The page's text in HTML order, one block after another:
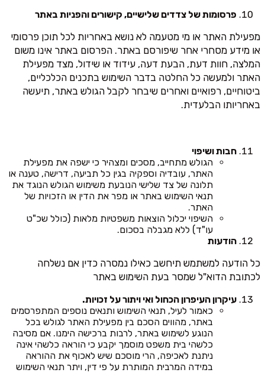
פרסומות של צדדים שלישיים, קישורים והפניות באתר
מפעילת האתר או מי מטעמה לא נושא באחריות לכל תוכן פרסומי
או מידע מסחרי אחר שיפורסם באתר. הפרסום באתר אינו משום
המלצה, חוות דעת, הבעת דעה, עידוד או שידול, מצד מפעילת
האתר ולמעשה כל החלטה בדבר השימוש בתכנים הכלכליים,
ביטוחיים, רפואיים ואחרים שיבחר לקבל הגולש באתר, תיעשה
באחריותו הבלעדית.
חבות ושיפוי
הגולש מתחייב, מסכים ומצהיר כי ישפה את מפעילת
האתר, עובדיה וספקיה בגין כל תביעה, דרישה, טענה או
תלונה של צד שלישי הנובעת משימוש הגולש הנוגד את
תנאי השימוש באתר או מפר את הדין או הזכויות של
האתר.
השיפוי יכלול הוצאות משפטיות מלאות (כולל שכ"ט
עו"ד) ללא מגבלה בסכום.
הודעות
כל הודעה למשתמש תיחשב כאילו נמסרה כדין אם נשלחה
לכתובת הדוא"ל שמסר בעת השימוש באתר
עיקרון העיפרון הכחול ואי ויתור על זכויות.
כאמור לעיל, תנאי השימוש ותנאים נוספים המתפרסמים
באתר, מהווים הסכם בין מפעילת האתר לגולש בכל
הנוגע לשימוש באתר, לרבות ברכישה הימנו. אם מסיבה
כלשהי בית משפט מוסמך יקבע כי הוראה כלשהי אינה
ניתנת לאכיפה, הרי מוסכם שיש לאכוף את ההוראה
במידה המרבית המותרת על פי דין, ויתר תנאי השימוש